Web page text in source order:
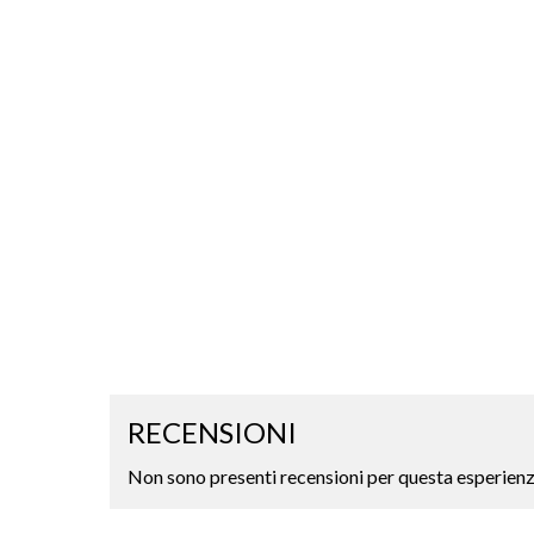
RECENSIONI
Non sono presenti recensioni per questa